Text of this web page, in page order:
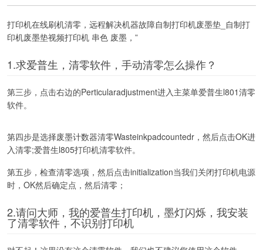
打印机在线刷机清零，远程解决机器故障自制打印机废墨垫_自制打
印机废墨垫视频打印机 串色 废墨，”
1.求爱普生，清零软件，手动清零怎么操作？
第三步，点击右边的Perticularadjustment进入主菜单爱普生l801清零
软件。
第四步是选择废墨计数器清零Wasteinkpadcountedr，然后点击OK进
入清零;爱普生l805打印机清零软件。
第五步，检查清零选项，然后点击initialization当我们关闭打印机电源
时，OK然后确定点，然后清零；
2.请问大师，我的爱普生打印机，墨灯闪烁，我安装
了清零软件，不识别打印机